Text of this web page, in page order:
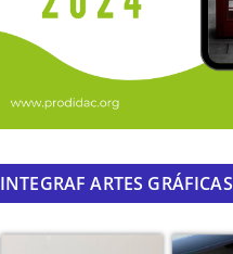
INTEGRAF ARTES GRÁFICAS